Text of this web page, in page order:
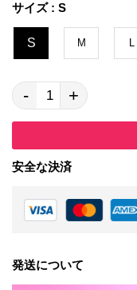
サイズ : S
S M L
- +
安全な決済
発送について